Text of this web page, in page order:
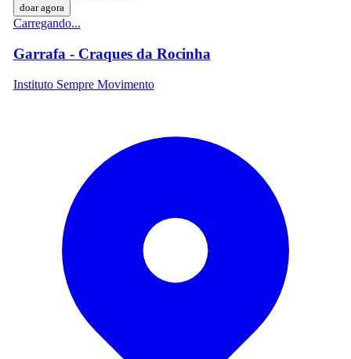
doar agora
Carregando...
Garrafa - Craques da Rocinha
Instituto Sempre Movimento